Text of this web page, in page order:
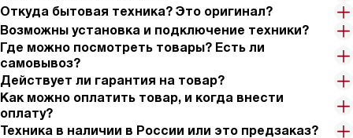
Откуда бытовая техника? Это оригинал?
Возможны установка и подключение техники?
Где можно посмотреть товары? Есть ли
самовывоз?
Действует ли гарантия на товар?
Как можно оплатить товар, и когда внести
оплату?
Техника в наличии в России или это предзаказ?